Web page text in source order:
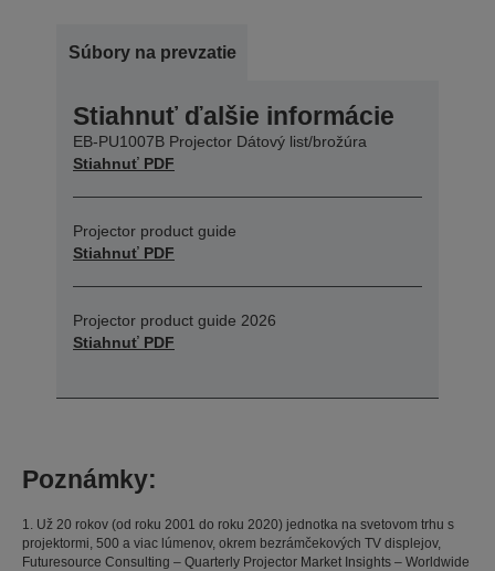
Súbory na prevzatie
Stiahnuť ďalšie informácie
EB-PU1007B Projector Dátový list/brožúra
Stiahnuť PDF
Projector product guide
Stiahnuť PDF
Projector product guide 2026
Stiahnuť PDF
Poznámky:
1. Už 20 rokov (od roku 2001 do roku 2020) jednotka na svetovom trhu s
projektormi, 500 a viac lúmenov, okrem bezrámčekových TV displejov,
Futuresource Consulting – Quarterly Projector Market Insights – Worldwide